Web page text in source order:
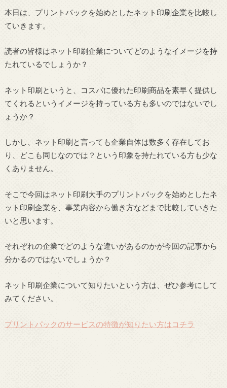
本日は、プリントパックを始めとしたネット印刷企業を比較し
ていきます。
読者の皆様はネット印刷企業についてどのようなイメージを持
たれているでしょうか？
ネット印刷というと、コスパに優れた印刷商品を素早く提供し
てくれるというイメージを持っている方も多いのではないでし
ょうか？
しかし、ネット印刷と言っても企業自体は数多く存在してお
り、どこも同じなのでは？という印象を持たれている方も少な
くありません。
そこで今回はネット印刷大手のプリントパックを始めとしたネ
ット印刷企業を、事業内容から働き方などまで比較していきた
いと思います。
それぞれの企業でどのような違いがあるのかが今回の記事から
分かるのではないでしょうか？
ネット印刷企業について知りたいという方は、ぜひ参考にして
みてください。
プリントパックのサービスの特徴が知りたい方はコチラ